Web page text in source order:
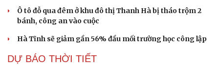
Ô tô đỗ qua đêm ở khu đô thị Thanh Hà bị tháo trộm 2
bánh, công an vào cuộc
Hà Tĩnh sẽ giảm gần 56% đầu mối trường học công lập
DỰ BÁO THỜI TIẾT